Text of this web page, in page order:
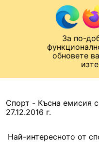
За по-
обновете
Към съдържанието
Лига на Конференциите
Спорт - Късна емисия
27.12.2016 г.
Най-интересното от